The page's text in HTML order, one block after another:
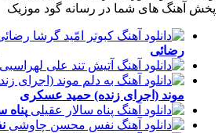
پخش آهنگ های شما در رسانه گود موزیک
رضائی
موند (اجرای زنده) حمید عسکری
پناه